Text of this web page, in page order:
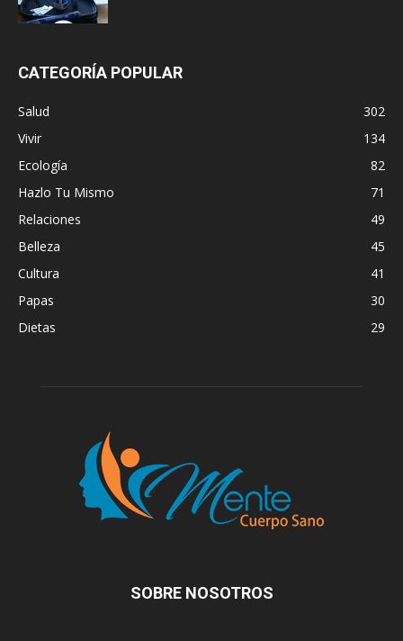
CATEGORÍA POPULAR
Salud
302
Vivir
134
Ecología
82
Hazlo Tu Mismo
71
Relaciones
49
Belleza
45
Cultura
41
Papas
30
Dietas
29
SOBRE NOSOTROS